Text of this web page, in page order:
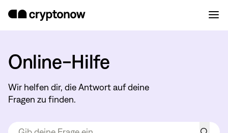
Online-Hilfe
Wir helfen dir, die Antwort auf deine
Fragen zu finden.